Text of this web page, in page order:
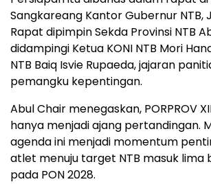
Sangkareang Kantor Gubernur NTB,
Rapat dipimpin Sekda Provinsi NTB
didampingi Ketua KONI NTB Mori
NTB Baiq Isvie Rupaeda, jajaran
pemangku kepentingan.
Abul Chair menegaskan, PORPROV
hanya menjadi ajang pertandingan.
agenda ini menjadi momentum
atlet menuju target NTB masuk lima
pada PON 2028.